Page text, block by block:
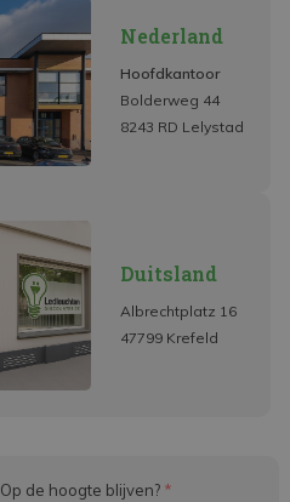
Nederland
Hoofdkantoor
Bolderweg 44
8243 RD Lelystad
Duitsland
Albrechtplatz 16
47799 Krefeld
Op de hoogte blijven? *